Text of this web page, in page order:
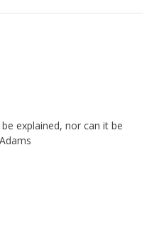
explained, nor can it be